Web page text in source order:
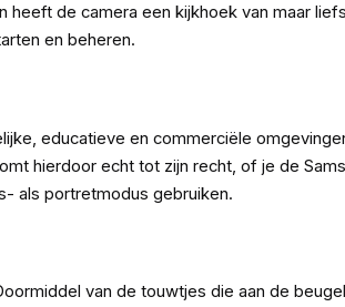
de camera een kijkhoek van maar
en beheren.
educatieve en commerciële
hierdoor echt tot zijn recht, of je de
als portretmodus gebruiken.
van de touwtjes die aan de